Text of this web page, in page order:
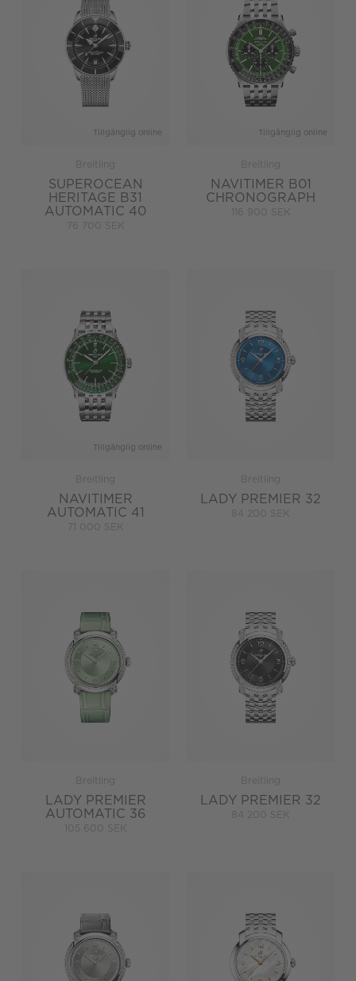
Tillgänglig online
Breitling
SUPEROCEAN
HERITAGE B31
AUTOMATIC 40
76 700 SEK
Tillgänglig online
Breitling
NAVITIMER B01
CHRONOGRAPH
116 900 SEK
Tillgänglig online
Breitling
NAVITIMER
AUTOMATIC 41
71 000 SEK
Breitling
LADY PREMIER 32
84 200 SEK
Breitling
LADY PREMIER
AUTOMATIC 36
105 600 SEK
Breitling
LADY PREMIER 32
84 200 SEK